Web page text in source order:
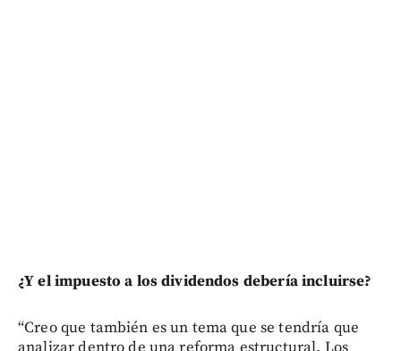
¿Y el impuesto a los dividendos debería incluirse?
“Creo que también es un tema que se tendría que